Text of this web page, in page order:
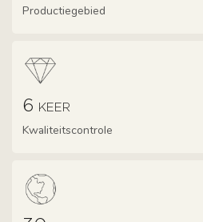
Productiegebied
6 KEER
Kwaliteitscontrole